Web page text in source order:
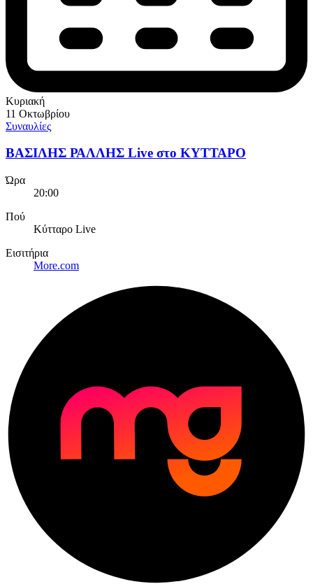
Κυριακή
11 Οκτωβρίου
Συναυλίες
ΒΑΣΙΛΗΣ ΡΑΛΛΗΣ Live στο ΚΥΤΤΑΡΟ
Ώρα
20:00
Πού
Κύτταρο Live
Εισιτήρια
More.com